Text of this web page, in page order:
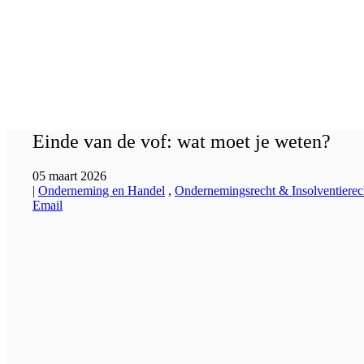
Einde van de vof: wat moet je weten?
05 maart 2026
| Onderneming en Handel , Ondernemingsrecht &
Email